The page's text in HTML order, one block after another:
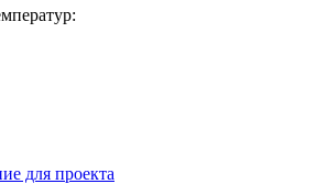
для проекта